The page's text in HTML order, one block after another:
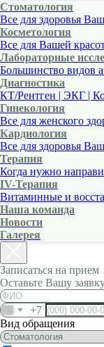
Стоматология
Все для здоровья
Косметология
Все для Вашей
Лабораторные
Большинство видов
Диагностика
КТ/Рентген | ЭКГ |
Гинекология
Все для женского
Кардиология
Все для здоровья
Терапия
Когда нужно
IV-Терапия
Витаминные и
Наша команда
Новости
Галерея
Записаться на прием
Оставьте Вашу
+7
Вид обращения